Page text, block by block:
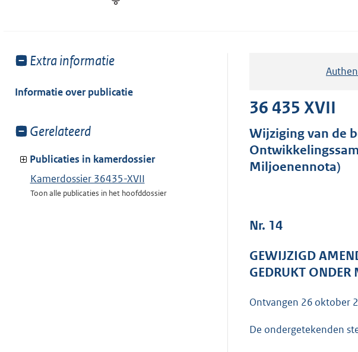
Toon
van:
Extra informatie
Informatie over publicatie
Toon
van:
Gerelateerd
Publicaties in kamerdossier
Kamerdossier 36435-XVII
Toon alle publicaties in het hoofddossier
36 435 XVII
Wijziging van de
Miljoenennota)
Nr. 14
GEWIJZIGD
GEDRUKT ONDER
Ontvangen 26 oktober
De ondergetekenden